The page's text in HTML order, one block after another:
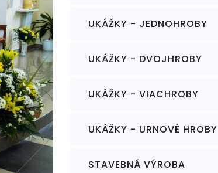
UKÁŽKY - JEDNOHROBY
UKÁŽKY - DVOJHROBY
UKÁŽKY - VIACHROBY
UKÁŽKY - URNOVÉ HROBY
STAVEBNÁ VÝROBA